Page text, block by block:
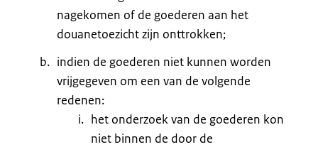
nagekomen of de goederen aan het
douanetoezicht zijn onttrokken;
indien de goederen niet kunnen worden
vrijgegeven om een van de volgende
redenen:
het onderzoek van de goederen kon
niet binnen de door de